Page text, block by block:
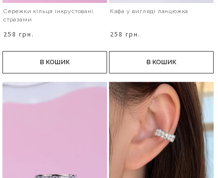
Сережки кільця інкрустовані
стразами
258 грн.
В КОШИК
Кафа у вигляді ланцюжка
258 грн.
В КОШИК